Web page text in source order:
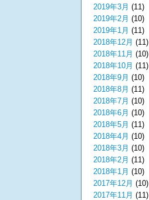
2019年3月 (11)
2019年2月 (10)
2019年1月 (11)
2018年12月 (11)
2018年11月 (10)
2018年10月 (11)
2018年9月 (10)
2018年8月 (11)
2018年7月 (10)
2018年6月 (10)
2018年5月 (11)
2018年4月 (10)
2018年3月 (10)
2018年2月 (11)
2018年1月 (10)
2017年12月 (10)
2017年11月 (11)